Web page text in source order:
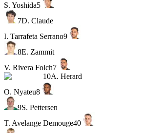
S. Yoshida5
7D. Claude
I. Tarrafeta Serrano9
8E. Zammit
V. Rivera Folch7
10A. Herard
O. Nyateu8
9S. Pettersen
T. Avelange Demouge40